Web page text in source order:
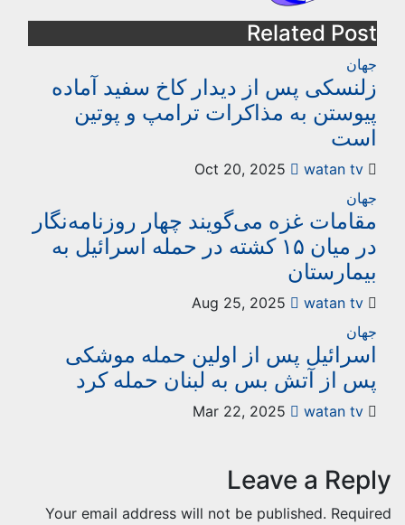
Related Post
جهان
زلنسکی پس از دیدار کاخ سفید آماده
پیوستن به مذاکرات ترامپ و پوتین
است
watan tv
جهان
مقامات غزه می‌گویند چهار روزنامه‌نگار
در میان ۱۵ کشته در حمله اسرائیل به
بیمارستان
watan tv
جهان
اسرائیل پس از اولین حمله موشکی
پس از آتش بس به لبنان حمله کرد
watan tv
Leave a
Your email address will not be published.